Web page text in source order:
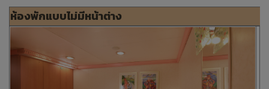
ห้องพักแบบไม่มีหน้าต่าง